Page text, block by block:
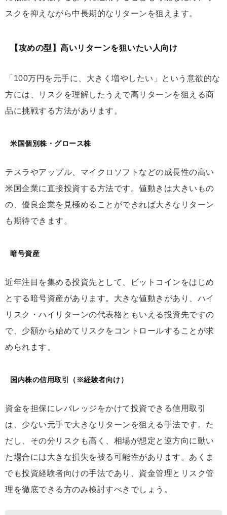
スクを抑えながら中長期的なリターンを狙えます。
【攻めの型】高いリターンを狙いたい人向け
「100万円を元手に、大きく増やしたい」という意欲的な
方には、リスクを理解したうえで高リターンを狙える商
品に挑戦する方法があります。
米国個別株・グロース株
テスラやアップル、マイクロソフトなどの成長性の高い
米国企業に直接投資する方法です。値動きは大きいもの
の、優良企業を見極めることができれば大きなリターン
も期待できます。
暗号資産
近年注目を集める投資先として、ビットコインをはじめ
とする暗号資産があります。大きな値動きがあり、ハイ
リスク・ハイリターンの代表格ともいえる投資先ですの
で、少額から始めてリスクをコントロールすることが求
められます。
国内株の信用取引（※経験者向け）
資金を担保にレバレッジをかけて投資できる信用取引
は、少ない元手で大きなリターンを狙える手法です。た
だし、その分リスクも高く、相場が想定と逆方向に動い
た場合には大きな損失を被る可能性があります。あくま
でも投資経験者向けの手法であり、資金管理とリスク管
理を徹底できる方のみ検討すべきでしょう。